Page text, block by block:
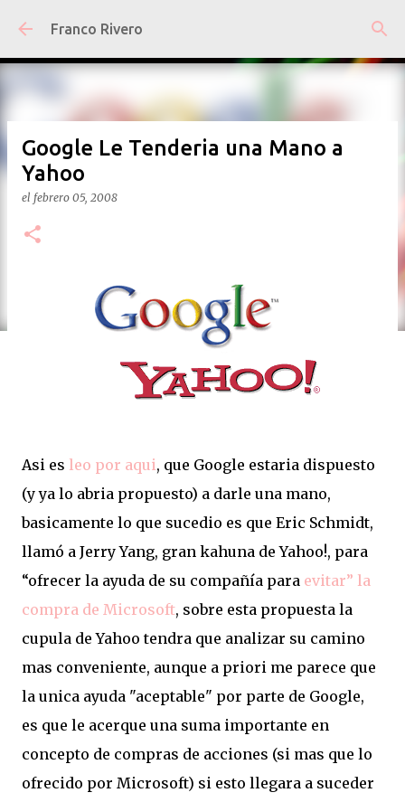
Ir al contenido principal
Franco Rivero
Google Le Tenderia una Mano a
Yahoo
el febrero 05, 2008
Asi es leo por aqui, que Google estaria dispuesto
(y ya lo abria propuesto) a darle una mano,
basicamente lo que sucedio es que Eric Schmidt,
llamó a Jerry Yang, gran kahuna de Yahoo!, para
“ofrecer la ayuda de su compañía para evitar” la
compra de Microsoft, sobre esta propuesta la
cupula de Yahoo tendra que analizar su camino
mas conveniente, aunque a priori me parece que
la unica ayuda "aceptable" por parte de Google,
es que le acerque una suma importante en
concepto de compras de acciones (si mas que lo
ofrecido por Microsoft) si esto llegara a suceder